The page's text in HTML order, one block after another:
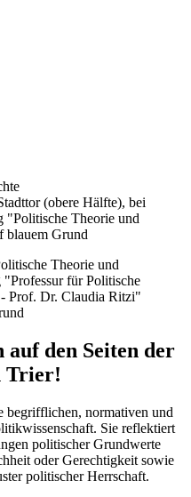
den Seiten der
Trier!
begrifflichen, normativen und
Sie reflektiert
politischer Grundwerte
oder Gerechtigkeit sowie
politischer Herrschaft.